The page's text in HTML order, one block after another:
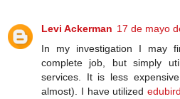
Levi Ackerman 17 de mayo
In my investigation I may
complete job, but simply
services. It is less
almost). I have utilized